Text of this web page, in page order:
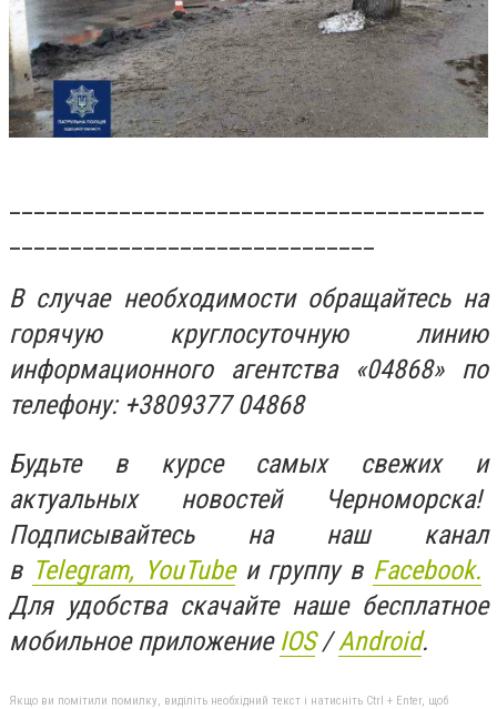
В случае необходимости обращайтесь на
горячую круглосуточную линию
информационного агентства «04868» по
телефону: +3809377 04868
Будьте в курсе самых свежих и
актуальных новостей Черноморска!
Подписывайтесь на наш канал
в Telegram, YouTubeи группу в Facebook.
Для удобства скачайте наше бесплатное
мобильное приложение IOS/Android.
Якщо ви помітили помилку, виділіть необхідний текст і натисніть Ctrl + Enter, щоб